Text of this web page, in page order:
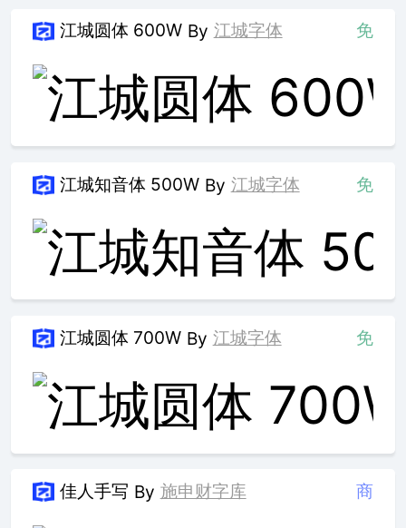
江城圆体 600W By 江城字体 免
江城知音体 500W By 江城字体 免
江城圆体 700W By 江城字体 免
佳人手写 By 施申财字库 商